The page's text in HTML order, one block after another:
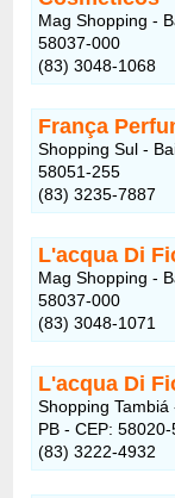
Mag Shopping -
58037-000
(83) 3048-1068
França
Shopping Sul -
58051-255
(83) 3235-7887
L'acqua Di
Mag Shopping -
58037-000
(83) 3048-1071
L'acqua Di
Shopping
PB - CEP:
(83) 3222-4932